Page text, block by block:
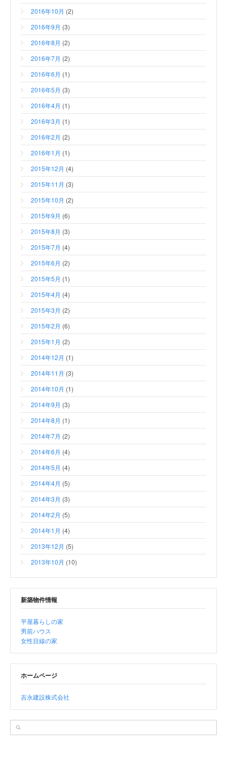
2016年10月 (2)
2016年9月 (3)
2016年8月 (2)
2016年7月 (2)
2016年6月 (1)
2016年5月 (3)
2016年4月 (1)
2016年3月 (1)
2016年2月 (2)
2016年1月 (1)
2015年12月 (4)
2015年11月 (3)
2015年10月 (2)
2015年9月 (6)
2015年8月 (3)
2015年7月 (4)
2015年6月 (2)
2015年5月 (1)
2015年4月 (4)
2015年3月 (2)
2015年2月 (6)
2015年1月 (2)
2014年12月 (1)
2014年11月 (3)
2014年10月 (1)
2014年9月 (3)
2014年8月 (1)
2014年7月 (2)
2014年6月 (4)
2014年5月 (4)
2014年4月 (5)
2014年3月 (3)
2014年2月 (5)
2014年1月 (4)
2013年12月 (5)
2013年10月 (10)
新築物件情報
平屋暮らしの家
男前ハウス
女性目線の家
ホームページ
吉永建設株式会社